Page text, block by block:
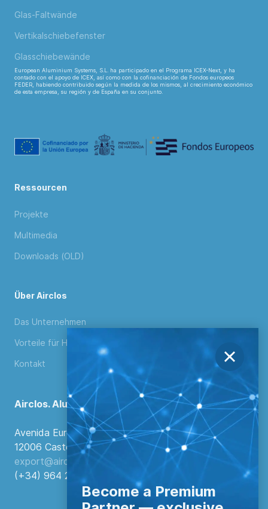
Glas-Faltwände
Vertikalschiebefenster
Glasschiebewände
European Aluminium Systems, S.L. ha participado en el Programa ICEX-Next, y ha
contado con el apoyo de ICEX, así como con la cofinanciación de Fondos europeos
FEDER, habiendo contribuido según la medida de los mismos, al crecimiento económico
de esta empresa, su región y de España en su conjunto.
Ressourcen
Projekte
Multimedia
Downloads (OLD)
Über Airclos
Das Unternehmen
Vorteile für Händler
Kontakt
Airclos. Aluminium Systems
Avenida Europa, 103
12006 Castellón de la Plana, Spanien.
export@airclos.com
(+34) 964 260 849
Become a Premium